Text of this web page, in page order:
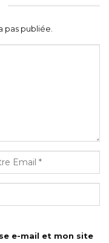
pas publiée.
e-mail et mon site